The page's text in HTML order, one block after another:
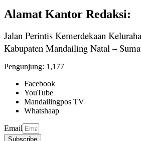
Alamat Kantor Redaksi:
Jalan Perintis Kemerdekaan
Kabupaten Mandailing Natal –
Pengunjung: 1,177
Facebook
YouTube
Mandailingpos TV
Whatshaap
Email
Subscribe